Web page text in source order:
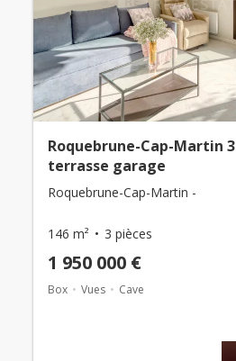
Roquebrune-Cap-Martin
terrasse garage
Roquebrune-Cap-Martin -
146 m² 3 pièces
1 950 000 €
Box Vues Cave